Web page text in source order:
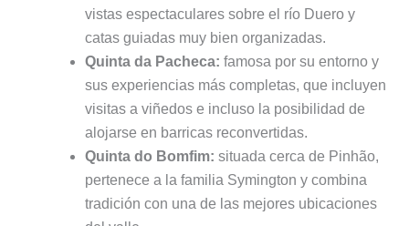
vistas espectaculares sobre el río Duero y
catas guiadas muy bien organizadas.
Quinta da Pacheca: famosa por su entorno y
sus experiencias más completas, que incluyen
visitas a viñedos e incluso la posibilidad de
alojarse en barricas reconvertidas.
Quinta do Bomfim: situada cerca de Pinhão,
pertenece a la familia Symington y combina
tradición con una de las mejores ubicaciones